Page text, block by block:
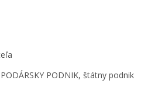
PODNIK, štátny podnik